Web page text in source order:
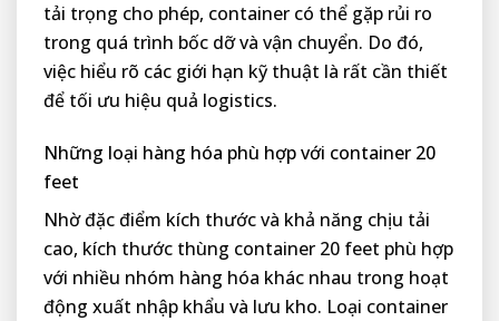
tải trọng cho phép, container có thể gặp rủi ro
trong quá trình bốc dỡ và vận chuyển. Do đó,
việc hiểu rõ các giới hạn kỹ thuật là rất cần thiết
để tối ưu hiệu quả logistics.
Những loại hàng hóa phù hợp với container 20
feet
Nhờ đặc điểm kích thước và khả năng chịu tải
cao, kích thước thùng container 20 feet phù hợp
với nhiều nhóm hàng hóa khác nhau trong hoạt
động xuất nhập khẩu và lưu kho. Loại container